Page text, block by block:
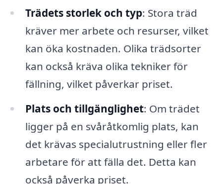
Trädets storlek och typ: Stora träd
kräver mer arbete och resurser, vilket
kan öka kostnaden. Olika trädsorter
kan också kräva olika tekniker för
fällning, vilket påverkar priset.
Plats och tillgänglighet: Om trädet
ligger på en svåråtkomlig plats, kan
det krävas specialutrustning eller fler
arbetare för att fälla det. Detta kan
också påverka priset.